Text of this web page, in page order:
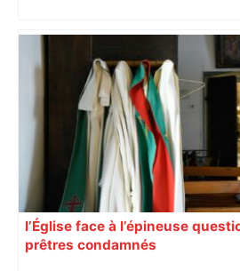
Près de Toulouse : dans cette
économique, un axe majeur va
fermé en fin de soirée, voici les
déviations – Actu.fr
l’Église face à l’épineuse
prêtres condamnés